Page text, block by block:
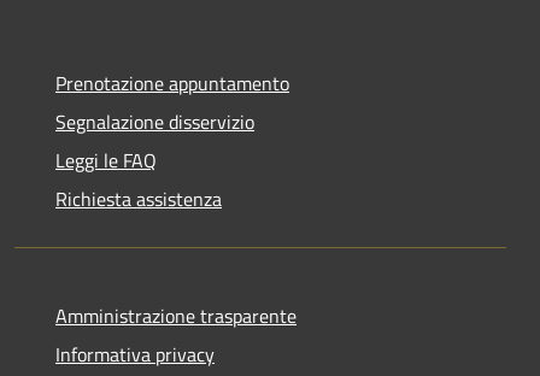
Prenotazione appuntamento
Segnalazione disservizio
Leggi le FAQ
Richiesta assistenza
Amministrazione trasparente
Informativa privacy